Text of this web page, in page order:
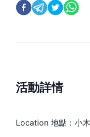
活動詳情
Location 地點：小